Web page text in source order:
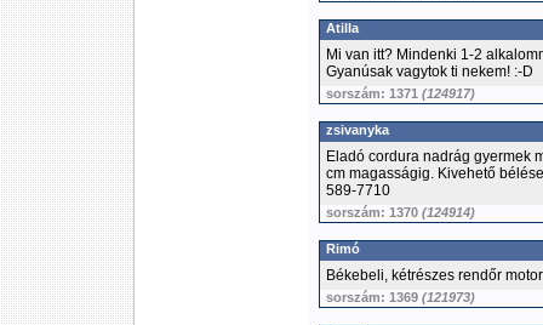
Atilla
Mi van itt? Mindenki 1-2
Gyanúsak vagytok ti nekem! :-D
sorszám: 1371 (124917)
zsivanyka
Eladó cordura nadrág gyermek
cm magasságig. Kivehető
589-7710
sorszám: 1370 (124914)
Rimó
Békebeli, kétrészes rendőr
sorszám: 1369 (121973)